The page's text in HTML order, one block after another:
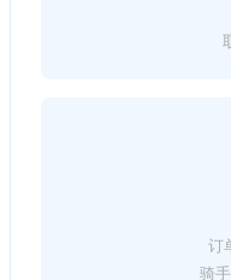
订
骑